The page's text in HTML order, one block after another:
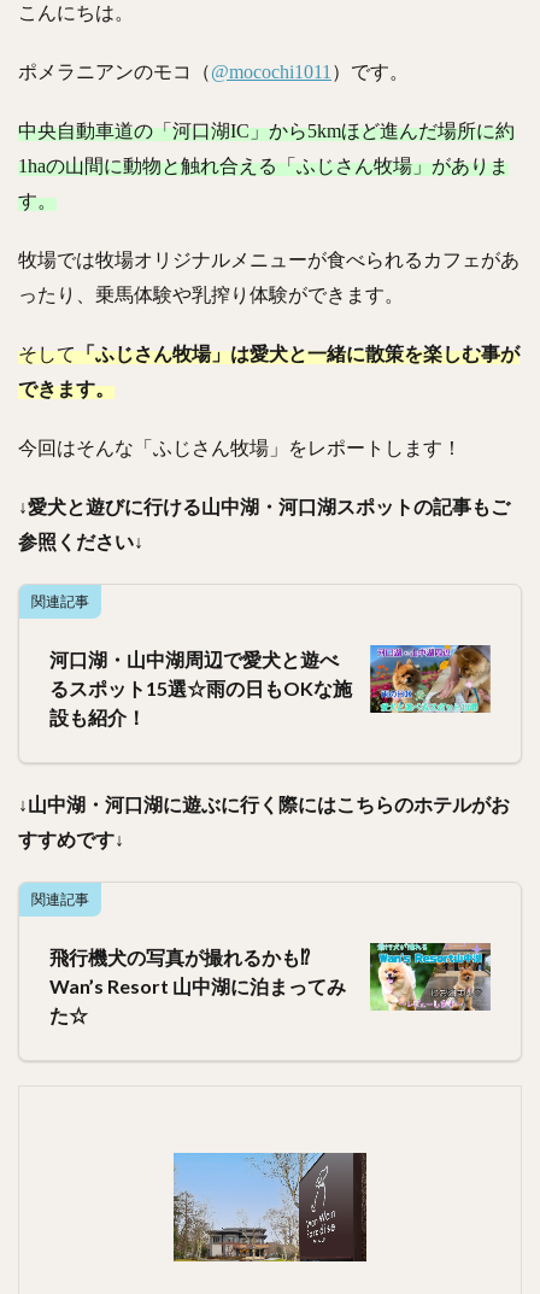
こんにちは。
ポメラニアンのモコ（@mocochi1011 ）です。
中央自動車道の「河口湖IC」から5kmほど進んだ場所に約
1haの山間に動物と触れ合える「ふじさん牧場」がありま
す。
牧場では牧場オリジナルメニューが食べられるカフェがあ
ったり、乗馬体験や乳搾り体験ができます。
そして「ふじさん牧場」は愛犬と一緒に散策を楽しむ事が
できます。
今回はそんな「ふじさん牧場」をレポートします！
↓愛犬と遊びに行ける山中湖・河口湖スポットの記事もご
参照ください↓
関連記事
河口湖・山中湖周辺で愛犬と遊べ
るスポット15選☆雨の日もOKな施
設も紹介！
↓山中湖・河口湖に遊ぶに行く際にはこちらのホテルがお
すすめです↓
関連記事
飛行機犬の写真が撮れるかも⁉︎
Wan’s Resort 山中湖に泊まってみ
た☆